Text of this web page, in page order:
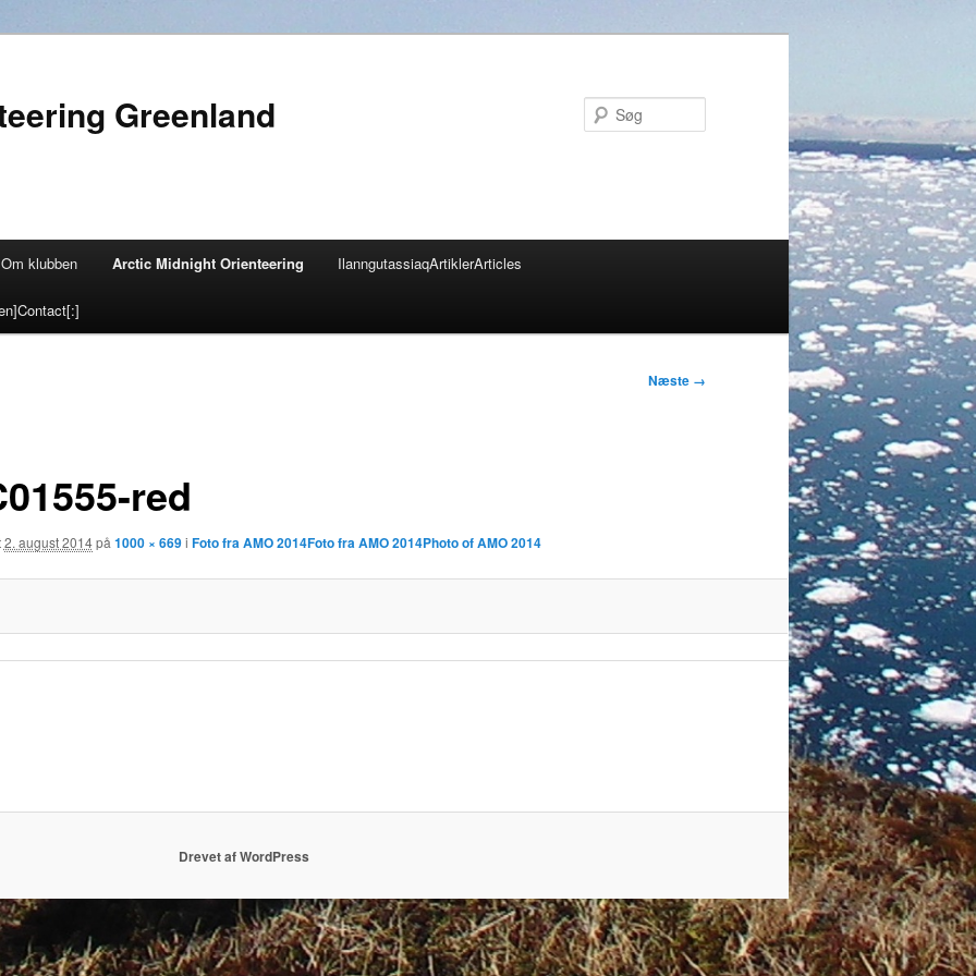
Greenland
Om klubben Arctic Midnight Orienteering IlanngutassiaqArtiklerArticles
Næste →
red
2. august 2014på 1000 × 669i Foto fra AMO 2014Foto fra AMO 2014Photo of AMO 2014
Drevet af WordPress